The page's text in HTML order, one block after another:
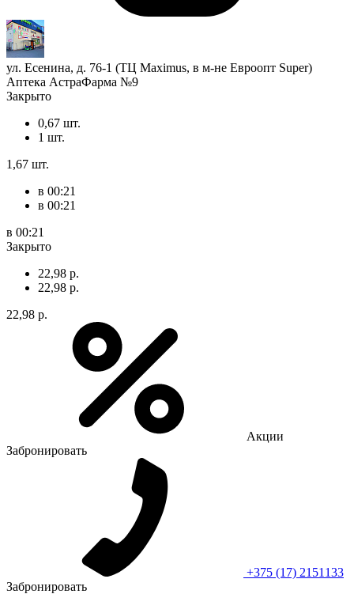
ул. Есенина, д. 76-1 (ТЦ Maximus, в м-не Евроопт Super)
Аптека АстраФарма №9
Закрыто
0,67 шт.
1 шт.
1,67 шт.
в 00:21
в 00:21
в 00:21
Закрыто
22,98 р.
22,98 р.
22,98 р.
Акции
Забронировать
+375 (17) 2151133
Забронировать